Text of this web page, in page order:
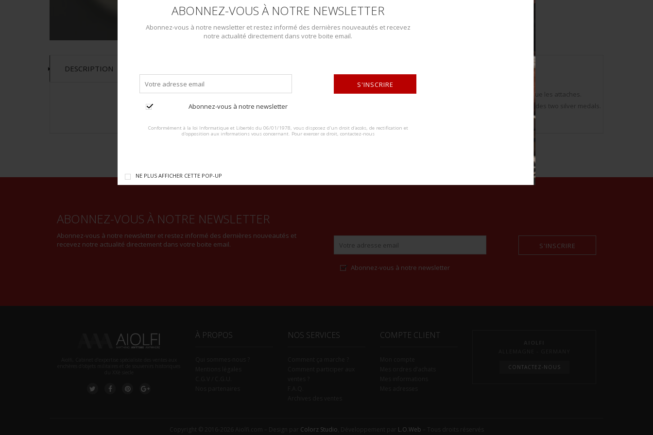
ABONNEZ-VOUS À NOTRE NEWSLETTER
Abonnez-vous à notre newsletter et restez informé des dernières nouveautés et recevez
notre actualité directement dans votre boite email.
Abonnez-vous à notre newsletter
S'INSCRIRE
Conformément à la loi Informatique et Libertés du 06/01/1978, vous disposez d'un droit d'accès, de rectification et
d'opposition aux informations vous concernant. Pour exercer ce droit, contactez-nous
NE PLUS AFFICHER CETTE POP-UP
DESCRIPTION
DESCRIPTION DU LOT
Médailles de la Luftschutz. Comprenant deux médailles couleur argent. Les rubans sont présents, ainsi que les attaches.
Marquages 1938 au dos. A noter une certaine usure et patine des pièces. Etat II+. Luftschutz medals. Includes two silver medals.
ABONNEZ-VOUS À NOTRE NEWSLETTER
Abonnez-vous à notre newsletter et restez informé des dernières nouveautés et
recevez notre actualité directement dans votre boite email.
Abonnez-vous à notre newsletter
S'INSCRIRE
À PROPOS NOS SERVICES COMPTE CLIENT
CONTACTEZ-NOUS
Colorz Studio L.O.Web